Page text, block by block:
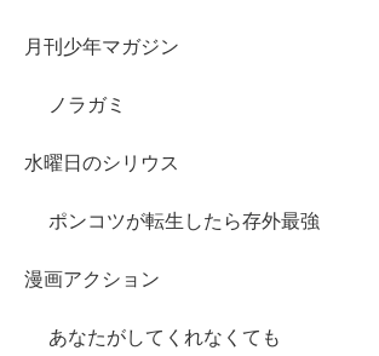
月刊少年マガジン
ノラガミ
水曜日のシリウス
ポンコツが転生したら存外最強
漫画アクション
あなたがしてくれなくても